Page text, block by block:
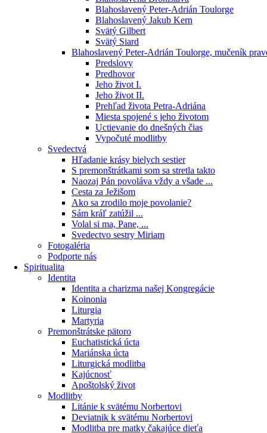
Blahoslavený Peter-Adrián Toulorge
Blahoslavený Jakub Kern
Svätý Gilbert
Svätý Siard
Blahoslavený Peter-Adrián Toulorge, mučeník
Predslovy
Predhovor
Jeho život I.
Jeho život II.
Prehľad života Petra-Adriána
Miesta spojené s jeho životom
Uctievanie do dnešných čias
Vypočuté modlitby
Svedectvá
Hľadanie krásy bielych sestier
S premonštrátkami som sa stretla takto
Naozaj Pán povoláva vždy a všade ...
Cesta za Ježišom
Ako sa zrodilo moje povolanie?
Sám kráľ zatúžil ...
Volal si ma, Pane, ...
Svedectvo sestry Miriam
Fotogaléria
Podporte nás
Spiritualita
Identita
Identita a charizma našej Kongregácie
Koinonia
Liturgia
Martyria
Premonštrátske pätoro
Euchatistická úcta
Mariánska úcta
Liturgická modlitba
Kajúcnosť
Apoštolský život
Modlitby
Litánie k svätému Norbertovi
Deviatnik k svätému Norbertovi
Modlitba pre matky čakajúce dieťa